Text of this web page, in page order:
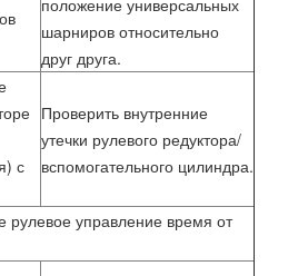
положение универсальных
шарниров относительно
друг друга.
с
Проверить внутренние
утечки рулевого редуктора/
вспомогательного цилиндра.
рулевое управление время от